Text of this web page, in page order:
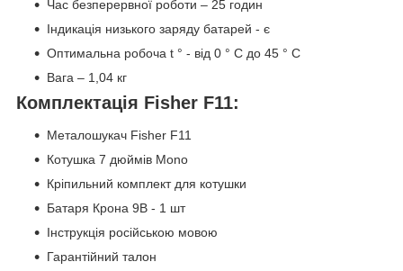
Час безперервної роботи – 25 годин
Індикація низького заряду батарей - є
Оптимальна робоча t ° - від 0 ° C до 45 ° C
Вага – 1,04 кг
Комплектація Fisher F11:
Металошукач Fisher F11
Котушка 7 дюймів Mono
Кріпильний комплект для котушки
Батаря Крона 9В - 1 шт
Інструкція російською мовою
Гарантійний талон